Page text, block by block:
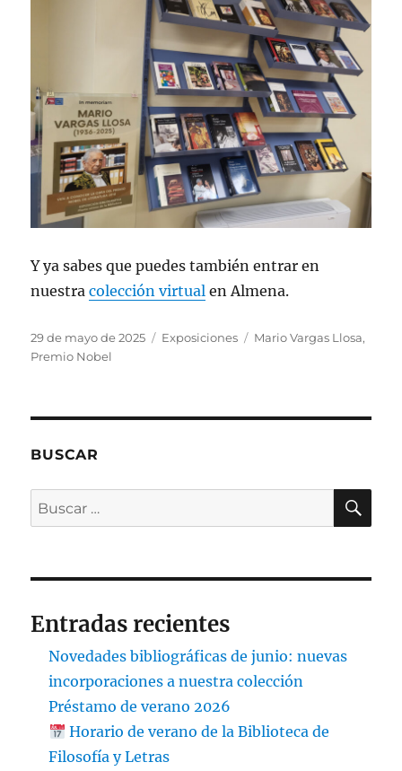
Y ya sabes que puedes también entrar en
nuestracolección virtual en Almena.
Publicado
el
29 de mayo de 2025 Categorías
Exposiciones Etiquetas
Mario Vargas Llosa,
Premio Nobel
BUSCAR
Buscar
por:
Entradas recientes
Novedades bibliográficas de junio: nuevas
incorporaciones a nuestra colección
Préstamo de verano 2026
Horario de verano de la Biblioteca de
Filosofía y Letras